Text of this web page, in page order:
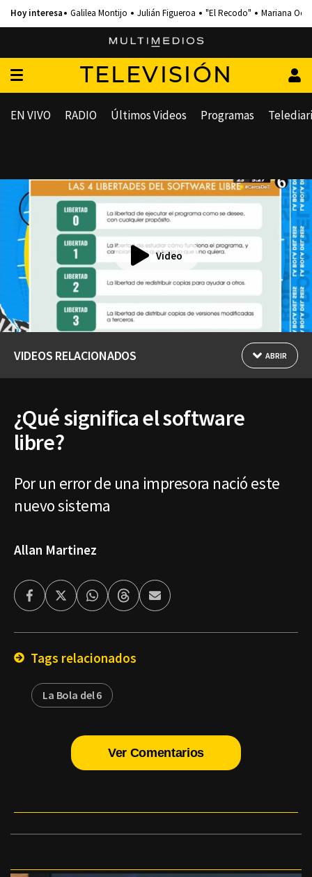
Galilea Montijo Julián Figueroa "El Recodo" Mariana
TELEVISIÓN
EN VIVO RADIO Últimos Videos Programas
Video
VIDEOS RELACIONADOS ABRIR
¿Qué significa el software
libre?
Por un error de una impresora nació este
nuevo sistema
Allan Martinez
FacebookTwitterWhatsappThreadsEnviar
por
Tags relacionados
La Bola del 6
Ver Comentarios